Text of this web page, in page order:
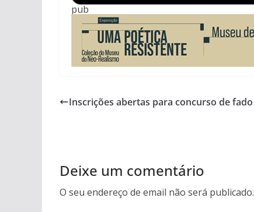
pub
Inscrições abertas para concurso de fado
Deixe um comentário
O seu endereço de email não será publicado.